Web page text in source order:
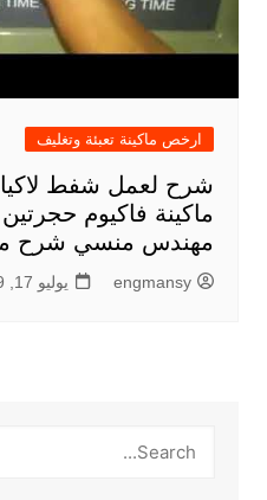
ارخص ماكينة تعبئة وتغليف
شرح لعمل شفط
مهندس منسي شرح
engmansy يوليو 17, 2019